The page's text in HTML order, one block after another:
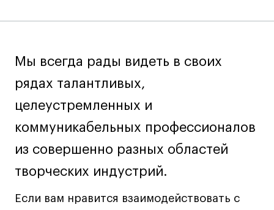
Среднесрочные
ИЗО и Керамика
Онлайн-программы
Дизайн одежды
Мы всегда рады видеть в своих
рядах талантливых,
целеустремленных и
коммуникабельных профессионалов
из совершенно разных областей
творческих индустрий.
Если вам нравится взаимодействовать с